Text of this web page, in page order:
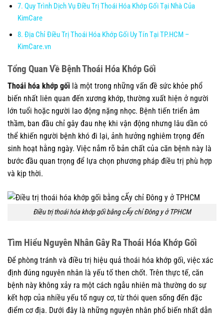
Quy Trình Dịch Vụ Điều Trị Thoái Hóa Khớp Gối Tại Nhà Của
KimCare
Địa Chỉ Điều Trị Thoái Hóa Khớp Gối Uy Tín Tại TP.HCM –
KimCare.vn
Tổng Quan Về Bệnh Thoái Hóa Khớp Gối
Thoái hóa khớp gối là một trong những vấn đề sức khỏe phổ
biến nhất liên quan đến xương khớp, thường xuất hiện ở người
lớn tuổi hoặc người lao động nặng nhọc. Bệnh tiến triển âm
thầm, ban đầu chỉ gây đau nhẹ khi vận động nhưng lâu dần có
thể khiến người bệnh khó đi lại, ảnh hưởng nghiêm trọng đến
sinh hoạt hằng ngày. Việc nắm rõ bản chất của căn bệnh này là
bước đầu quan trọng để lựa chọn phương pháp điều trị phù hợp
và kịp thời.
Điều trị thoái hóa khớp gối bằng cẤy chỉ Đông y ở TPHCM
Tìm Hiểu Nguyên Nhân Gây Ra Thoái Hóa Khớp Gối
Để phòng tránh và điều trị hiệu quả thoái hóa khớp gối, việc xác
định đúng nguyên nhân là yếu tố then chốt. Trên thực tế, căn
bệnh này không xảy ra một cách ngẫu nhiên mà thường do sự
kết hợp của nhiều yếu tố nguy cơ, từ thói quen sống đến đặc
điểm cơ địa. Dưới đây là những nguyên nhân phổ biến nhất dẫn